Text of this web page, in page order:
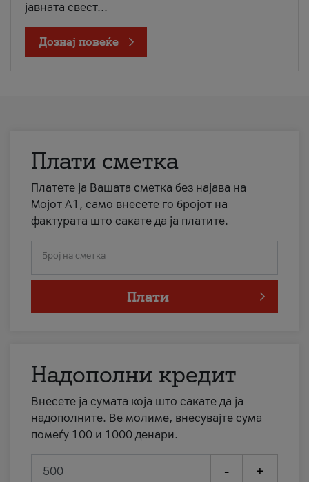
јавната свест...
Дознај повеќе
Плати сметка
Платете ја Вашата сметка без најава на
Мојот А1, само внесете го бројот на
фактурата што сакате да ја платите.
Број на сметка
Плати
Надополни кредит
Внесете ја сумата која што сакате да ја
надополните. Ве молиме, внесувајте сума
помеѓу 100 и 1000 денари.
- +